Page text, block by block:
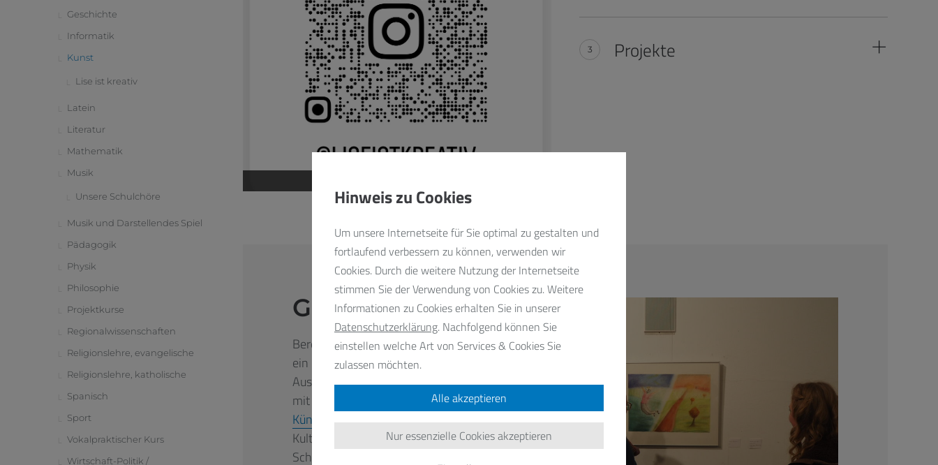
Geschichte
Informatik
Kunst
Lise ist kreativ
Latein
Literatur
Mathematik
Musik
Unsere Schulchöre
Musik und Darstellendes Spiel
Pädagogik
Physik
Philosophie
Projektkurse
Regionalwissenschaften
Religionslehre, evangelische
Religionslehre, katholische
Spanisch
Sport
Vokalpraktischer Kurs
Wirtschaft-Politik /
Projekte
Galerie Lise
Bereits 1987 wurde die Galerie Lise eingeweiht,
ein multifunktionaler Raum für Kunst-
Ausstellungen und kleine Konzerte, ausgestattet
mit einem Flügel. Zur Tradition geworden sind die
Künstlertreffs, regelmäßig stattfindende „bunte
Kulturabende“, auf denen Schülerinnen und
Schüler aller Jahrgangsstufen Ihre Talente im
Hinweis zu Cookies
Um unsere Internetseite für Sie optimal zu gestalten und
fortlaufend verbessern zu können, verwenden wir
Cookies. Durch die weitere Nutzung der Internetseite
stimmen Sie der Verwendung von Cookies zu. Weitere
Informationen zu Cookies erhalten Sie in unserer
Datenschutzerklärung. Nachfolgend können Sie
einstellen welche Art von Services & Cookies Sie
zulassen möchten.
Alle akzeptieren
Nur essenzielle Cookies akzeptieren